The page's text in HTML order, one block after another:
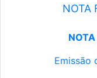
NOTA
Emissão